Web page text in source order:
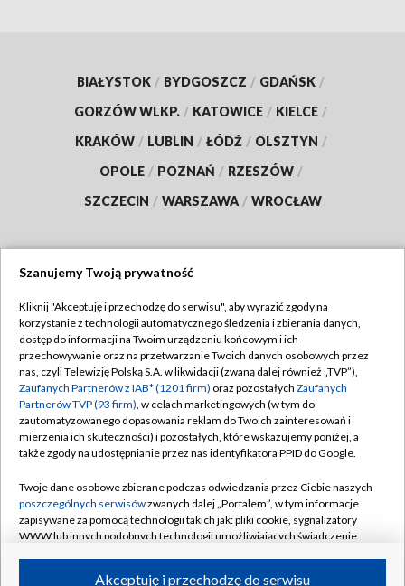
BIAŁYSTOK / BYDGOSZCZ / GDAŃSK /
GORZÓW WLKP. / KATOWICE / KIELCE /
KRAKÓW / LUBLIN / ŁÓDŹ / OLSZTYN /
OPOLE / POZNAŃ / RZESZÓW /
SZCZECIN / WARSZAWA / WROCŁAW
TVP
Abonament TVP
Emisja w TVP
Centrum informacji TVP
Naziemna Telewizja Cyfrowa
Rada Programowa
System NOS
Informacje o nadawcy
Regulamin TVP
Polityka prywatności
Moje zgody
Pomoc
Kontakt
Kanały
Szanujemy Twoją prywatność
Kliknij "Akceptuję i przechodzę do serwisu", aby wyrazić zgody na
korzystanie z technologii automatycznego śledzenia i zbierania danych,
dostęp do informacji na Twoim urządzeniu końcowym i ich
przechowywanie oraz na przetwarzanie Twoich danych osobowych przez
nas, czyli Telewizję Polską S.A. w likwidacji (zwaną dalej również „TVP”),
Zaufanych Partnerów z IAB* (1201 firm) oraz pozostałych Zaufanych
Partnerów TVP (93 firm), w celach marketingowych (w tym do
zautomatyzowanego dopasowania reklam do Twoich zainteresowań i
mierzenia ich skuteczności) i pozostałych, które wskazujemy poniżej, a
także zgody na udostępnianie przez nas identyfikatora PPID do Google.
Twoje dane osobowe zbierane podczas odwiedzania przez Ciebie naszych
poszczególnych serwisówzwanych dalej „Portalem”, w tym informacje
zapisywane za pomocą technologii takich jak: pliki cookie, sygnalizatory
WWW lub innych podobnych technologii umożliwiających świadczenie
Akceptuję i przechodzę do serwisu